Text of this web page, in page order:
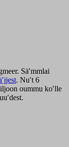
Säʹmmlai
. Nuʹt 6
oummu koʹlle